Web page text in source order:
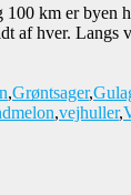
km er byen
af hver.
,Grøntsager,
,vejhuller,